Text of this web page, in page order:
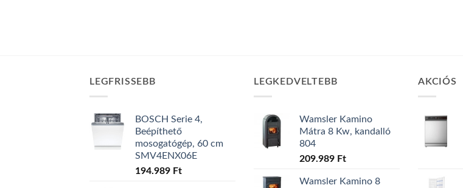
LEGFRISSEBB
BOSCH Serie 4,
Beépíthető
mosogatógép, 60 cm
SMV4ENX06E
194.989 Ft
LEGKEDVELTEBB
Wamsler Kamino
Mátra 8 Kw, kandalló
804
209.989 Ft
Wamsler Kamino 8
AKCIÓS